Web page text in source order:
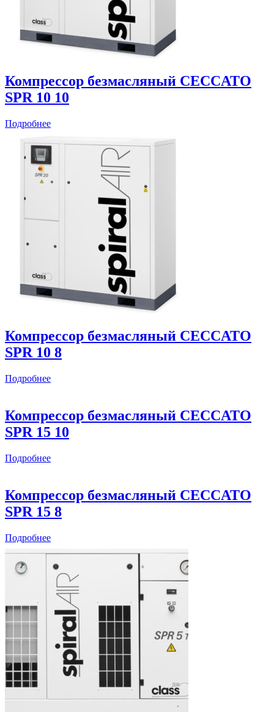
Компрессор безмасляный CECCATO
SPR 10 10
Подробнее
Компрессор безмасляный CECCATO
SPR 10 8
Подробнее
Компрессор безмасляный CECCATO
SPR 15 10
Подробнее
Компрессор безмасляный CECCATO
SPR 15 8
Подробнее